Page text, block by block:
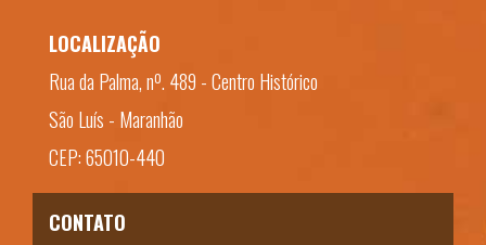
LOCALIZAÇÃO
Rua da Palma, nº. 489 - Centro Histórico
São Luís - Maranhão
CEP: 65010-440
CONTATO